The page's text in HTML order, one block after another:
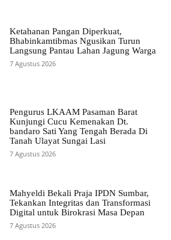
Ketahanan Pangan Diperkuat,
Bhabinkamtibmas Ngusikan Turun
Langsung Pantau Lahan Jagung Warga
7 Agustus 2026
Pengurus LKAAM Pasaman Barat
Kunjungi Cucu Kemenakan Dt.
bandaro Sati Yang Tengah Berada Di
Tanah Ulayat Sungai Lasi
7 Agustus 2026
Mahyeldi Bekali Praja IPDN Sumbar,
Tekankan Integritas dan Transformasi
Digital untuk Birokrasi Masa Depan
7 Agustus 2026